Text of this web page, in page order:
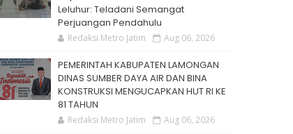
Leluhur: Teladani Semangat
Perjuangan Pendahulu
Redaksi Metro Jatim Aug 06, 2026
PEMERINTAH KABUPATEN LAMONGAN
DINAS SUMBER DAYA AIR DAN BINA
KONSTRUKSI MENGUCAPKAN HUT RI KE
81 TAHUN
Redaksi Metro Jatim Aug 06, 2026